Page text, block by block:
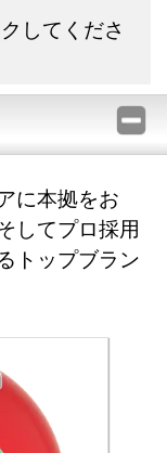
してくださ
に本拠をお
してプロ採用
トップブラン